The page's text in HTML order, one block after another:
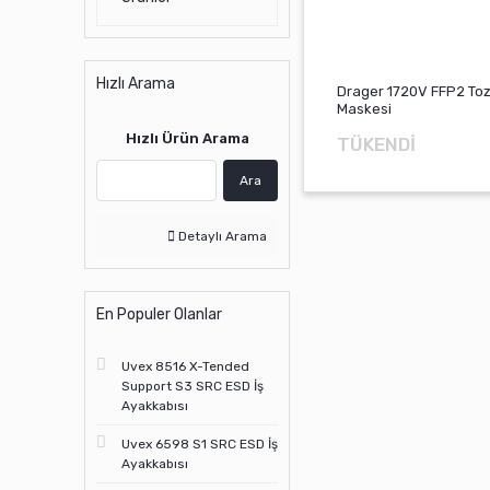
Hızlı Arama
Hızlı Ürün Arama
Ara
Detaylı Arama
En Populer Olanlar
Uvex 8516 X-Tended
Support S3 SRC ESD İş
Ayakkabısı
Uvex 6598 S1 SRC ESD İş
Ayakkabısı
Drager 1720V FFP2
Maskesi
TÜKENDİ